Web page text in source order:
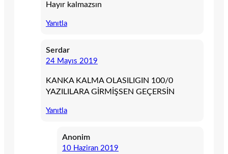
Hayır kalmazsın
Yanıtla
Serdar
24 Mayıs 2019
KANKA KALMA OLASILIGIN 100/0
YAZILILARA GİRMİŞSEN GEÇERSİN
Yanıtla
Anonim
10 Haziran 2019